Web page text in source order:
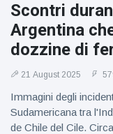
Scontri
Argentina
dozzine di
21 August 2025
Immagini degli
Sudamericana tra
de Chile del Cile.